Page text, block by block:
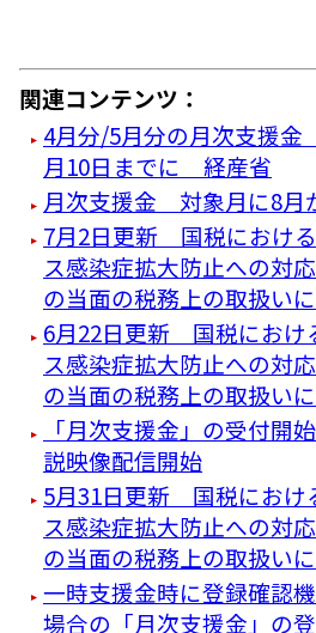
関連コンテンツ：
4月分/5月分の月次支援
月10日までに 経産省
月次支援金 対象月に8月
7月2日更新 国税におけ
ス感染症拡大防止への対
の当面の税務上の取扱い
6月22日更新 国税におけ
ス感染症拡大防止への対
の当面の税務上の取扱い
「月次支援金」の受付開
説映像配信開始
5月31日更新 国税におけ
ス感染症拡大防止への対
の当面の税務上の取扱い
一時支援金時に登録確認
場合の「月次支援金」の